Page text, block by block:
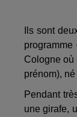
Ils sont
programme
Cologne où
prénom),
Pendant
une girafe,